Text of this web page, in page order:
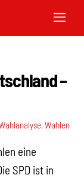
–
,Wahlen
eine
SPD ist in